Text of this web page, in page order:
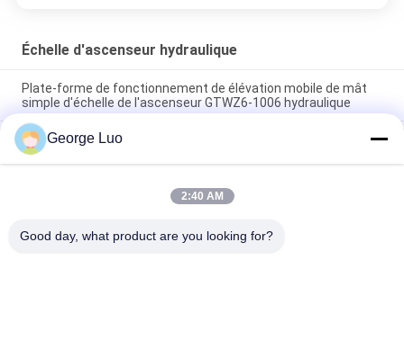
Échelle d'ascenseur hydraulique
Plate-forme de fonctionnement de élévation mobile de mât
simple d'échelle de l'ascenseur GTWZ6-1006 hydraulique
les 10m choisissent la charge bleue de l'échelle 120kg
d'ascenseur hydraulique de mât pour des immeubles de
bureaux
Plate-forme de travail autopropulsée de taille de plate-forme
George Luo
2:40 AM
Good day, what product are you looking for?